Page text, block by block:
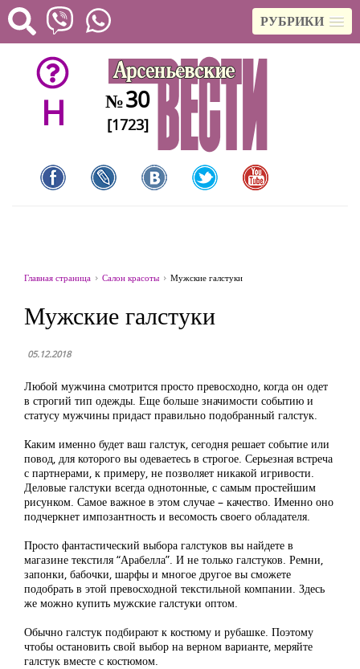
РУБРИКИ
H №30
[1723]
Главная страница Салон красоты Мужские галстуки
Мужские галстуки
05.12.2018
Любой мужчина смотрится просто превосходно, когда он одет
в строгий тип одежды. Еще больше значимости событию и
статусу мужчины придаст правильно подобранный галстук.
Каким именно будет ваш галстук, сегодня решает событие или
повод, для которого вы одеваетесь в строгое. Серьезная встреча
с партнерами, к примеру, не позволяет никакой игривости.
Деловые галстуки всегда однотонные, с самым простейшим
рисунком. Самое важное в этом случае – качество. Именно оно
подчеркнет импозантность и весомость своего обладателя.
Просто фантастический выбора галстуков вы найдете в
магазине текстиля “Арабелла”. И не только галстуков. Ремни,
запонки, бабочки, шарфы и многое другое вы сможете
подобрать в этой превосходной текстильной компании. Здесь
же можно купить мужские галстуки оптом.
Обычно галстук подбирают к костюму и рубашке. Поэтому
чтобы остановить свой выбор на верном варианте, меряйте
галстук вместе с костюмом.